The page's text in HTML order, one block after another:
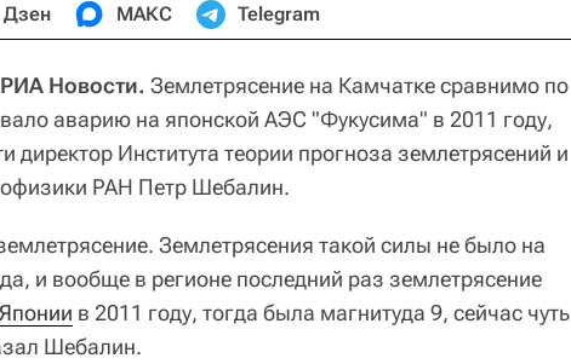
Дзен МАКС Telegram
Новости. Землетрясение на Камчатке сравнимо по
аварию на японской АЭС "Фукусима" в 2011 году,
директор Института теории прогноза землетрясений и
РАН Петр Шебалин.
Землетрясения такой силы не было на
и вообще в регионе последний раз землетрясение
Японии в 2011 году, тогда была магнитуда 9, сейчас чуть
Шебалин.